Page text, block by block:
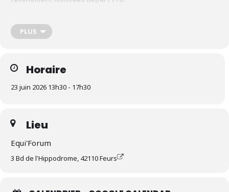
Nouveau départ Pro, un évènement organisée par l
Emploi Loire observatoire (ELO)
PLUS
Horaire
23 juin 2026 13h30 - 17h30
Lieu
Equi'Forum
3 Bd de l'Hippodrome, 42110 Feurs